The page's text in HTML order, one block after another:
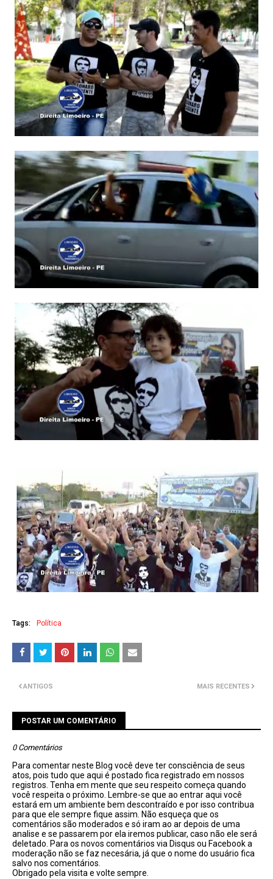
Tags: Política
MAIS RECENTES
ANTIGOS
POSTAR UM COMENTÁRIO
0 Comentários
Para comentar neste Blog você deve ter consciência de seus
atos, pois tudo que aqui é postado fica registrado em nossos
registros. Tenha em mente que seu respeito começa quando
você respeita o próximo. Lembre-se que ao entrar aqui você
estará em um ambiente bem descontraído e por isso contribua
para que ele sempre fique assim. Não esqueça que os
comentários são moderados e só iram ao ar depois de uma
analise e se passarem por ela iremos publicar, caso não ele será
deletado. Para os novos comentários via Disqus ou Facebook a
moderação não se faz necesária, já que o nome do usuário fica
salvo nos comentários.
Obrigado pela visita e volte sempre.